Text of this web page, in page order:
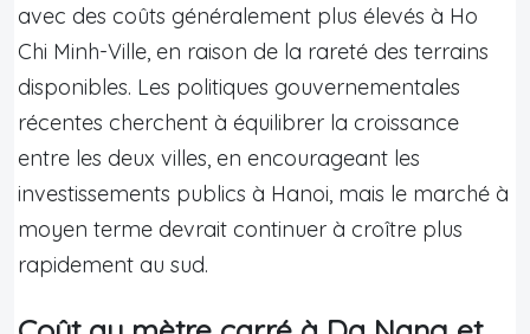
avec des coûts généralement plus élevés à Ho
Chi Minh-Ville, en raison de la rareté des terrains
disponibles. Les politiques gouvernementales
récentes cherchent à équilibrer la croissance
entre les deux villes, en encourageant les
investissements publics à Hanoi, mais le marché à
moyen terme devrait continuer à croître plus
rapidement au sud.